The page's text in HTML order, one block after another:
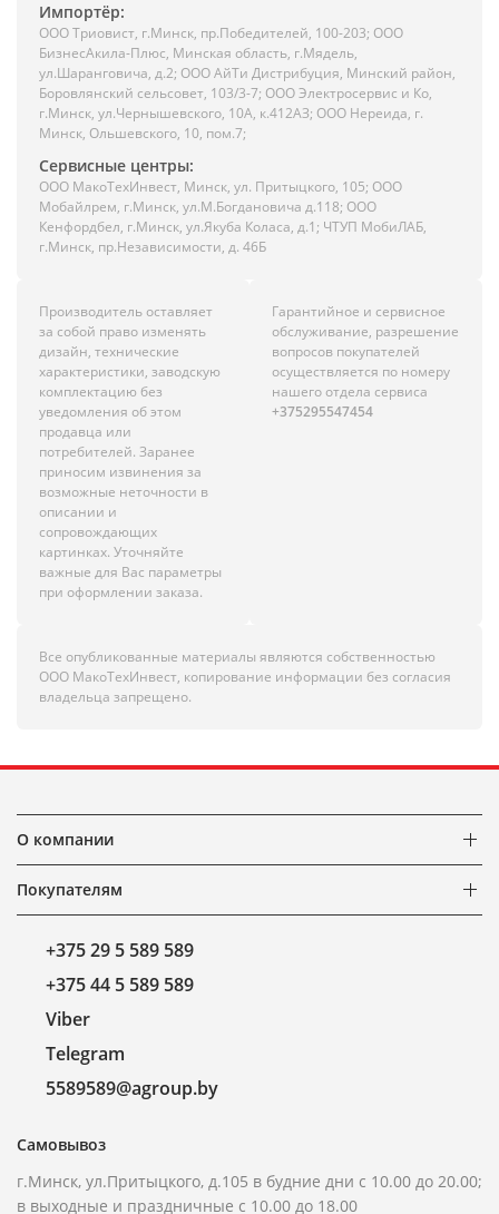
Импортёр:
ООО Триовист, г.Минск, пр.Победителей, 100-203; ООО
БизнесАкила-Плюс, Минская область, г.Мядель,
ул.Шаранговича, д.2; ООО АйТи Дистрибуция, Минский район,
Боровлянский сельсовет, 103/3-7; ООО Электросервис и Ко,
г.Минск, ул.Чернышевского, 10А, к.412АЗ; ООО Нереида, г.
Минск, Ольшевского, 10, пом.7;
Сервисные центры:
ООО МакоТехИнвест, Минск, ул. Притыцкого, 105; ООО
Мобайлрем, г.Минск, ул.М.Богдановича д.118; ООО
Кенфордбел, г.Минск, ул.Якуба Коласа, д.1; ЧТУП МобиЛАБ,
г.Минск, пр.Независимости, д. 46Б
Производитель оставляет
за собой право изменять
дизайн, технические
характеристики, заводскую
комплектацию без
уведомления об этом
продавца или
потребителей. Заранее
приносим извинения за
возможные неточности в
описании и
сопровождающих
картинках. Уточняйте
важные для Вас параметры
при оформлении заказа.
Гарантийное и сервисное
обслуживание, разрешение
вопросов покупателей
осуществляется по номеру
нашего отдела сервиса
+375295547454
Все опубликованные материалы являются собственностью
ООО МакоТехИнвест, копирование информации без согласия
владельца запрещено.
О компании
Покупателям
+375 29 5 589 589
+375 44 5 589 589
Viber
Telegram
5589589@agroup.by
Самовывоз
г.Минск, ул.Притыцкого, д.105 в будние дни с 10.00 до 20.00;
в выходные и праздничные с 10.00 до 18.00